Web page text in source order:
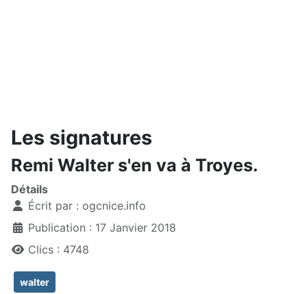
Les signatures
Remi Walter s'en va à Troyes.
Détails
Écrit par : ogcnice.info
Publication : 17 Janvier 2018
Clics : 4748
walter